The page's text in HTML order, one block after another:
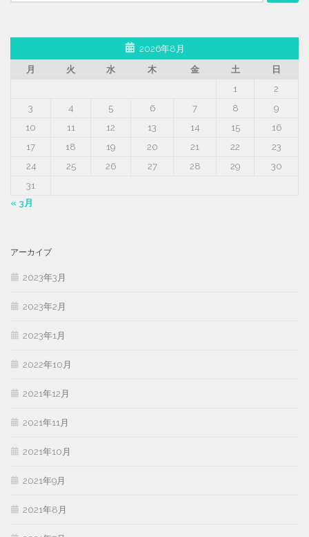
2026年8月
月
火 水 木 金 土
日
1
2
3
4 5 6 7 8
9
10
11 12 13 14 15
16
17
18 19 20 21 22
23
24
25 26 27 28 29
30
31
« 3月
アーカイブ
2023年3月
2023年2月
2023年1月
2022年10月
2021年12月
2021年11月
2021年10月
2021年9月
2021年8月